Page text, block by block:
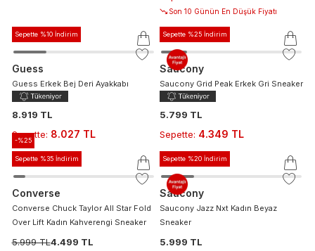
Son 10 Günün En Düşük Fiyatı
Sepette %10 İndirim
Guess
Guess Erkek Bej Deri Ayakkabı
8.919 TL
Sepette: 8.027 TL
Sepette %25 İndirim
Saucony
Saucony Grid Peak Erkek Gri Sneaker
5.799 TL
Sepette: 4.349 TL
-%25
Sepette %35 İndirim
Converse
Converse Chuck Taylor All Star Fold
Over Lift Kadın Kahverengi Sneaker
5.999 TL4.499 TL
Sepette %20 İndirim
Saucony
Saucony Jazz Nxt Kadın Beyaz
Sneaker
5.999 TL